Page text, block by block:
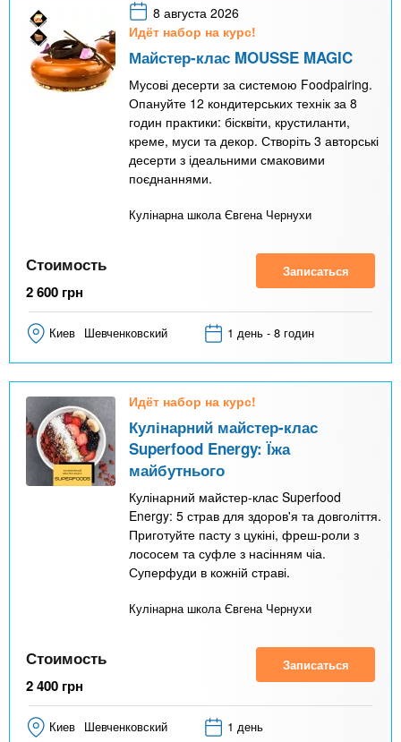
8 августа 2026
Идёт набор на курс!
Майстер-клас MOUSSE MAGIC
Мусові десерти за системою Foodpairing.
Опануйте 12 кондитерських технік за 8
годин практики: бісквіти, крустиланти,
креме, муси та декор. Створіть 3 авторські
десерти з ідеальними смаковими
поєднаннями.
Кулінарна школа Євгена Чернухи
Стоимость
2 600 грн
Записаться
Киев Шевченковский 1 день - 8 годин
Идёт набор на курс!
Кулінарний майстер-клас
Superfood Energy: Їжа
майбутнього
Кулінарний майстер-клас Superfood
Energy: 5 страв для здоров'я та довголіття.
Приготуйте пасту з цукіні, фреш-роли з
лососем та суфле з насінням чіа.
Суперфуди в кожній страві.
Кулінарна школа Євгена Чернухи
Стоимость
2 400 грн
Записаться
Киев Шевченковский 1 день